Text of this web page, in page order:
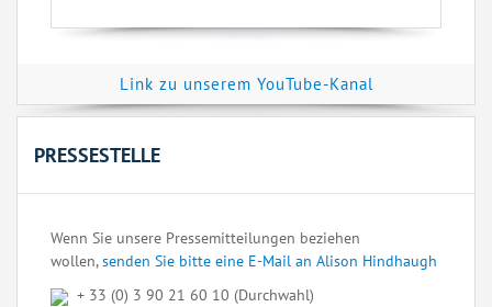
Link zu unserem YouTube-Kanal
PRESSESTELLE
Wenn Sie unsere Pressemitteilungen beziehen
wollen,senden Sie bitte eine E-Mail an Alison Hindhaugh
+ 33 (0) 3 90 21 60 10 (Durchwahl)